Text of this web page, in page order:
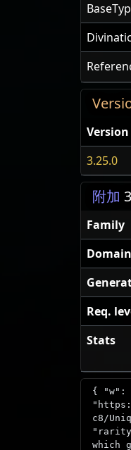
Version
3.25.0
附加 3
Family
Req.
Stats
{ "w":
c8/
which